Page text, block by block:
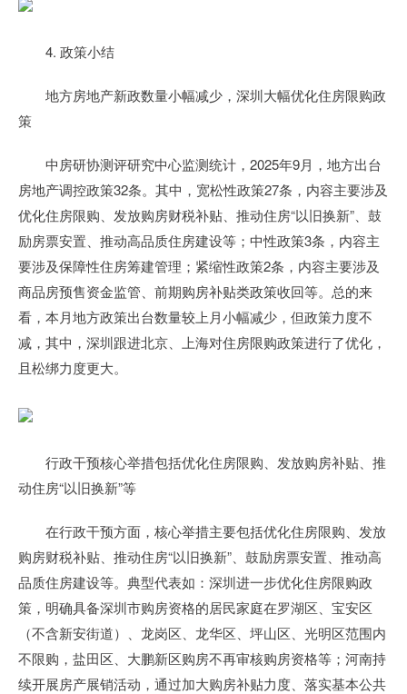
4. 政策小结
地方房地产新政数量小幅减少，深圳大幅优化住房限购政
策
中房研协测评研究中心监测统计，2025年9月，地方出台
房地产调控政策32条。其中，宽松性政策27条，内容主要涉及
优化住房限购、发放购房财税补贴、推动住房“以旧换新”、鼓
励房票安置、推动高品质住房建设等；中性政策3条，内容主
要涉及保障性住房筹建管理；紧缩性政策2条，内容主要涉及
商品房预售资金监管、前期购房补贴类政策收回等。总的来
看，本月地方政策出台数量较上月小幅减少，但政策力度不
减，其中，深圳跟进北京、上海对住房限购政策进行了优化，
且松绑力度更大。
行政干预核心举措包括优化住房限购、发放购房补贴、推
动住房“以旧换新”等
在行政干预方面，核心举措主要包括优化住房限购、发放
购房财税补贴、推动住房“以旧换新”、鼓励房票安置、推动高
品质住房建设等。典型代表如：深圳进一步优化住房限购政
策，明确具备深圳市购房资格的居民家庭在罗湖区、宝安区
（不含新安街道）、龙岗区、龙华区、坪山区、光明区范围内
不限购，盐田区、大鹏新区购房不再审核购房资格等；河南持
续开展房产展销活动，通过加大购房补贴力度、落实基本公共